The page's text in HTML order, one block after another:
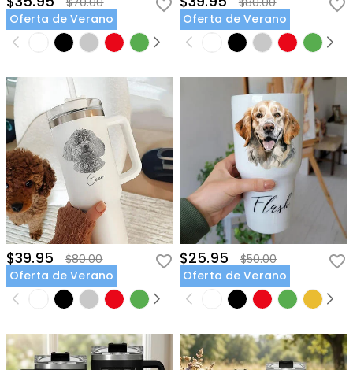
Oferta de Verano
Oferta de Verano
$39.95
$80.00
Oferta de Verano
$25.95
$50.00
Oferta de Verano